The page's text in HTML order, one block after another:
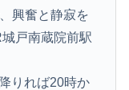
興奮と静寂を
戸南蔵院前駅
りれば20時か